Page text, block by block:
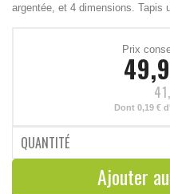
argentée, et 4 dimensions. Tapis
Prix
Dont 0,19 €
QUANTITÉ
Ajouter